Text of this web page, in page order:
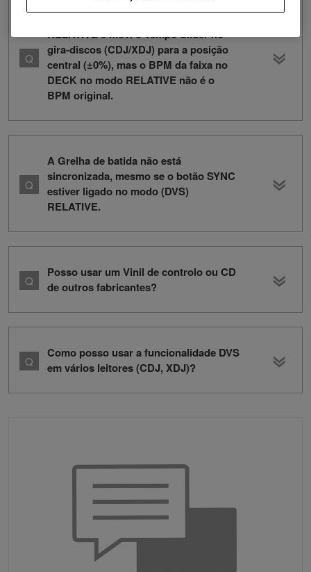
RELATIVE e movi o Tempo Slider no
gira-discos (CDJ/XDJ) para a posição
central (±0%), mas o BPM da faixa no
DECK no modo RELATIVE não é o
BPM original.
A Grelha de batida não está
sincronizada, mesmo se o botão SYNC
estiver ligado no modo (DVS)
RELATIVE.
Posso usar um Vinil de controlo ou CD
de outros fabricantes?
Como posso usar a funcionalidade DVS
em vários leitores (CDJ, XDJ)?